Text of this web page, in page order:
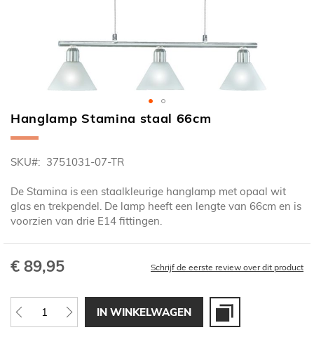
Ga
naar
begin
de
afbeeldingen-
gallerij
Hanglamp Stamina staal 66cm
SKU 3751031-07-TR
De Stamina is een staalkleurige hanglamp met opaal wit
glas en trekpendel. De lamp heeft een lengte van 66cm en is
voorzien van drie E14 fittingen.
€ 89,95 Schrijf de eerste review over dit product
IN WINKELWAGEN